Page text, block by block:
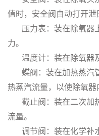
值时，安全阀自动打开泄
压力表：装在除氧器
力。
温度计：装在除氧器
蝶阀：装在加热蒸汽
热蒸汽流量，以使除氧
截止阀：装在二次加
流量。
调节阀：装在化学补水